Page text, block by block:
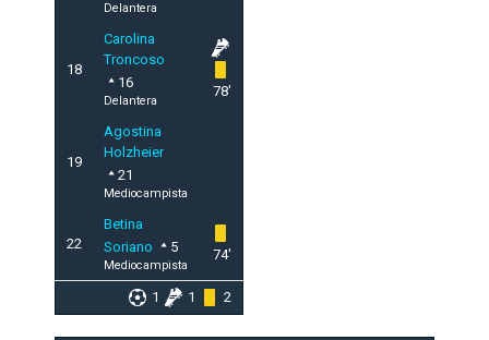
Delantera
18
Carolina
Troncoso
16
Delantera
78'
19
Agostina
Holzheier
21
Mediocampista
22
Betina
Soriano
5
Mediocampista
74'
1 1 2